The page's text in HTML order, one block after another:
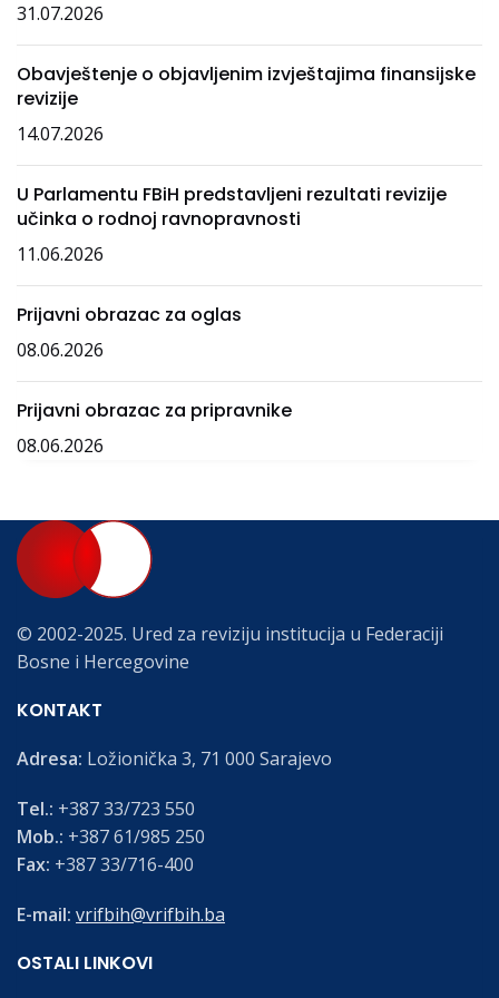
31.07.2026
Obavještenje o objavljenim izvještajima finansijske
revizije
14.07.2026
U Parlamentu FBiH predstavljeni rezultati revizije
učinka o rodnoj ravnopravnosti
11.06.2026
Prijavni obrazac za oglas
08.06.2026
Prijavni obrazac za pripravnike
08.06.2026
© 2002-2025. Ured za reviziju institucija u Federaciji
Bosne i Hercegovine
KONTAKT
Adresa: Ložionička 3, 71 000 Sarajevo
Tel.: +387 33/723 550
Mob.: +387 61/985 250
Fax: +387 33/716-400
E-mail: vrifbih@vrifbih.ba
OSTALI LINKOVI